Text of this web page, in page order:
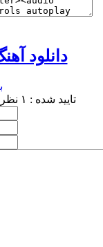
دانلود
تایید شده : ۱ نظر